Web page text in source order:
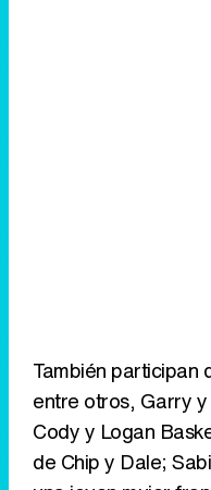
También participan
entre otros, Garry
Cody y Logan
de Chip y Dale;